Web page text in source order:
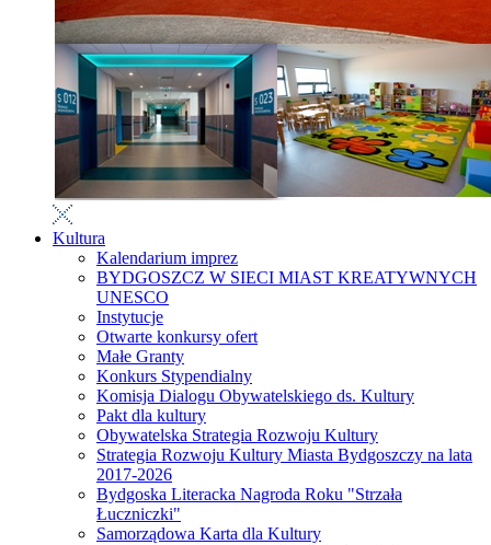
Kultura
Kalendarium imprez
BYDGOSZCZ W SIECI MIAST KREATYWNYCH
UNESCO
Instytucje
Otwarte konkursy ofert
Małe Granty
Konkurs Stypendialny
Komisja Dialogu Obywatelskiego ds. Kultury
Pakt dla kultury
Obywatelska Strategia Rozwoju Kultury
Strategia Rozwoju Kultury Miasta Bydgoszczy na lata
2017-2026
Bydgoska Literacka Nagroda Roku "Strzała
Łuczniczki"
Samorządowa Karta dla Kultury